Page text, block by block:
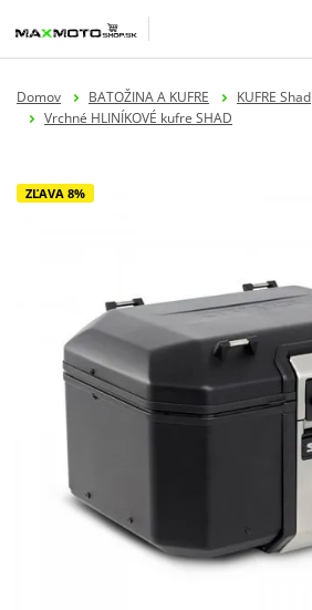
Domov BATOŽINA A KUFRE
KUFRE Shad
Vrchné HLINÍKOVÉ kufre SHAD
ZĽAVA 8%